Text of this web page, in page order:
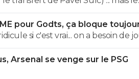
frustré ... la vente de ces
dont fait partie Pavel Sulc ... pour
À un moment donné il faudra
le long terme... et avec ,
ça finira par payer, mais là pour
pour Godts, ça bloque
si c'est vrai... on a besoin de
sérieux a 5 ou 7M€ pres, go !!
Arsenal se venge sur le PSG